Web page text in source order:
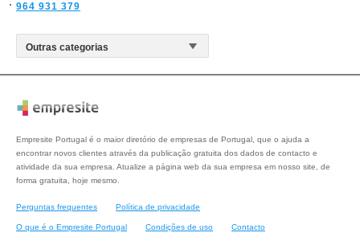
964 931 379
Empresite Portugal é o maior diretório de empresas de Portugal, que o ajuda a
encontrar novos clientes através da publicação gratuita dos dados de contacto e
atividade da sua empresa. Atualize a página web da sua empresa em nosso site, de
forma gratuita, hoje mesmo.
Perguntas frequentes Política de privacidade
O que é o Empresite Portugal Condições de uso Contacto